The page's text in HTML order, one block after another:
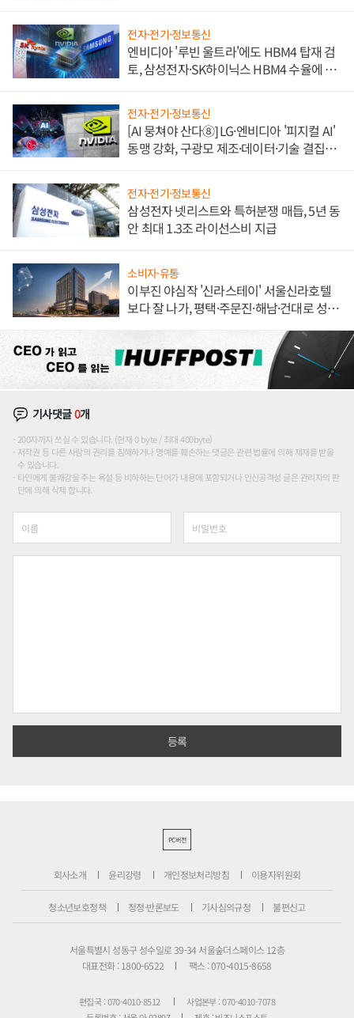
전자·전기·정보통신
엔비디아 '루빈 울트라'에도 HBM4 탑재 검
토, 삼성전자·SK하이닉스 HBM4 수율에 주
전자·전기·정보통신
[AI 뭉쳐야 산다⑧] LG·엔비디아 '피지컬 AI'
동맹 강화, 구광모 제조·데이터·기술 결집
전자·전기·정보통신
삼성전자 넷리스트와 특허분쟁 매듭, 5년 동
안 최대 1.3조 라이선스비 지급
소비자·유통
이부진 야심작 '신라스테이' 서울신라호텔
보다 잘 나가, 평택·주문진·해남·건대로 성
기사댓글0개
200자까지 쓰실 수 있습니다. (현재 0 byte / 최대 400byte)
저작권 등 다른 사람의 권리를 침해하거나 명예를 훼손하는 댓글은 관련 법률에 의해 제재를 받을
수 있습니다.
타인에게 불쾌감을 주는 욕설 등 비하하는 단어가 내용에 포함되거나 인신공격성 글은 관리자의 판
단에 의해 삭제 합니다.
PC버전
회사소개 윤리강령 개인정보처리방침 이용자위원회
청소년보호정책 정정·반론보도 기사심의규정 불편신고
서울특별시 성동구 성수일로 39-34 서울숲더스페이스 12층
대표전화 : 1800-6522
팩스 : 070-4015-8658
편집국 : 070-4010-8512
사업본부 : 070-4010-7078